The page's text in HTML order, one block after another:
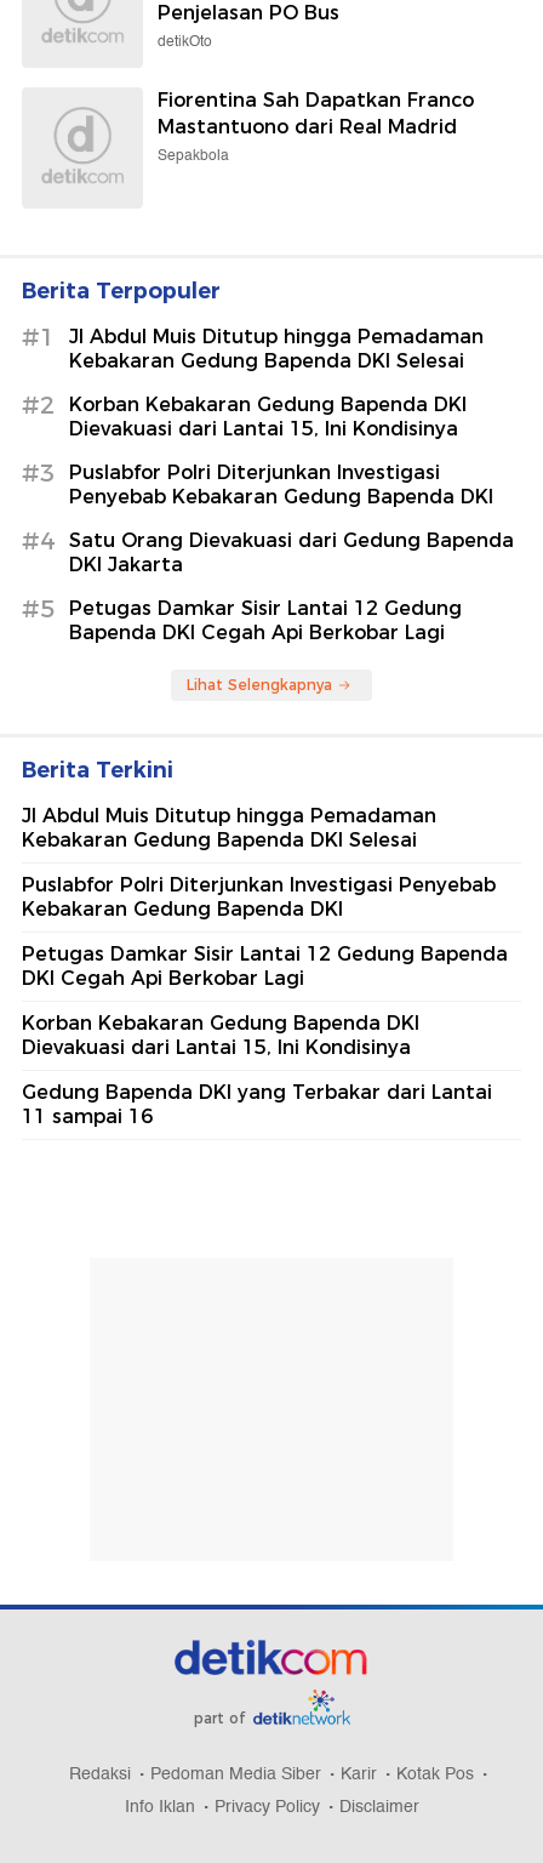
Penjelasan PO Bus
detikOto
Fiorentina Sah Dapatkan Franco
Mastantuono dari Real Madrid
Sepakbola
Berita Terpopuler
#1
Jl Abdul Muis Ditutup hingga Pemadaman
Kebakaran Gedung Bapenda DKI Selesai
#2
Korban Kebakaran Gedung Bapenda DKI
Dievakuasi dari Lantai 15, Ini Kondisinya
#3
Puslabfor Polri Diterjunkan Investigasi
Penyebab Kebakaran Gedung Bapenda DKI
#4
Satu Orang Dievakuasi dari Gedung Bapenda
DKI Jakarta
#5
Petugas Damkar Sisir Lantai 12 Gedung
Bapenda DKI Cegah Api Berkobar Lagi
Lihat Selengkapnya
Berita Terkini
Jl Abdul Muis Ditutup hingga Pemadaman
Kebakaran Gedung Bapenda DKI Selesai
Puslabfor Polri Diterjunkan Investigasi Penyebab
Kebakaran Gedung Bapenda DKI
Petugas Damkar Sisir Lantai 12 Gedung Bapenda
DKI Cegah Api Berkobar Lagi
Korban Kebakaran Gedung Bapenda DKI
Dievakuasi dari Lantai 15, Ini Kondisinya
Gedung Bapenda DKI yang Terbakar dari Lantai
11 sampai 16
part of
Redaksi Pedoman Media Siber Karir
Kotak Pos
Info Iklan
Privacy Policy Disclaimer